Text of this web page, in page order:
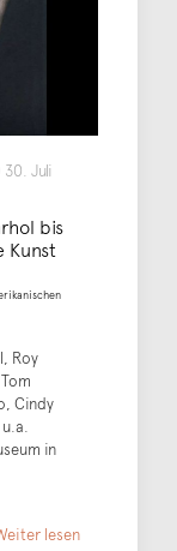
30. Juli
bis
Kunst
Roy
Cindy
in
lesen